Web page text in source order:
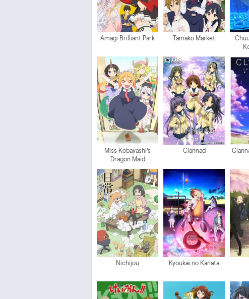
Amagi Brilliant Park Tamako Market
Miss Kobayashi's
Dragon Maid
Clannad
Nichijou Kyoukai no Kanata